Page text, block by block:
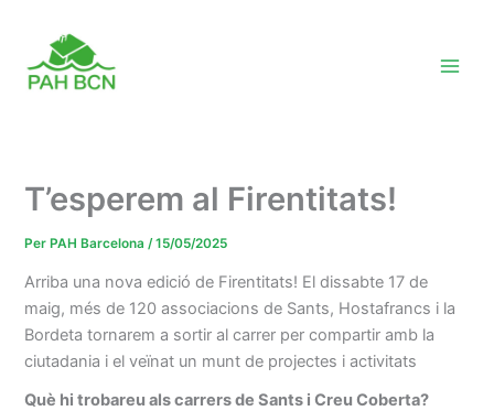
contingut
T’esperem al Firentitats!
Per PAH Barcelona/15/05/2025
Arriba una nova edició de Firentitats! El dissabte 17 de
maig, més de 120 associacions de Sants, Hostafrancs i la
Bordeta tornarem a sortir al carrer per compartir amb la
ciutadania i el veïnat un munt de projectes i activitats
Què hi trobareu als carrers de Sants i Creu Coberta?